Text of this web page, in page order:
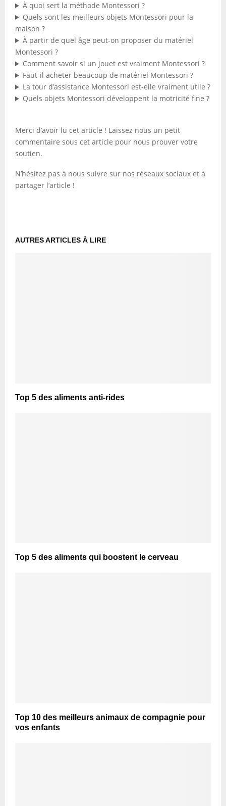
À quoi sert la méthode Montessori ?
Quels sont les meilleurs objets Montessori pour la
maison ?
À partir de quel âge peut-on proposer du matériel
Montessori ?
Comment savoir si un jouet est vraiment Montessori ?
Faut-il acheter beaucoup de matériel Montessori ?
La tour d’assistance Montessori est-elle vraiment utile ?
Quels objets Montessori développent la motricité fine ?
Merci d’avoir lu cet article ! Laissez nous un petit
commentaire sous cet article pour nous prouver votre
soutien.
N’hésitez pas à nous suivre sur nos réseaux sociaux et à
partager l’article !
AUTRES ARTICLES À LIRE
Top 5 des aliments anti-rides
Top 5 des aliments qui boostent le cerveau
Top 10 des meilleurs animaux de compagnie pour
vos enfants